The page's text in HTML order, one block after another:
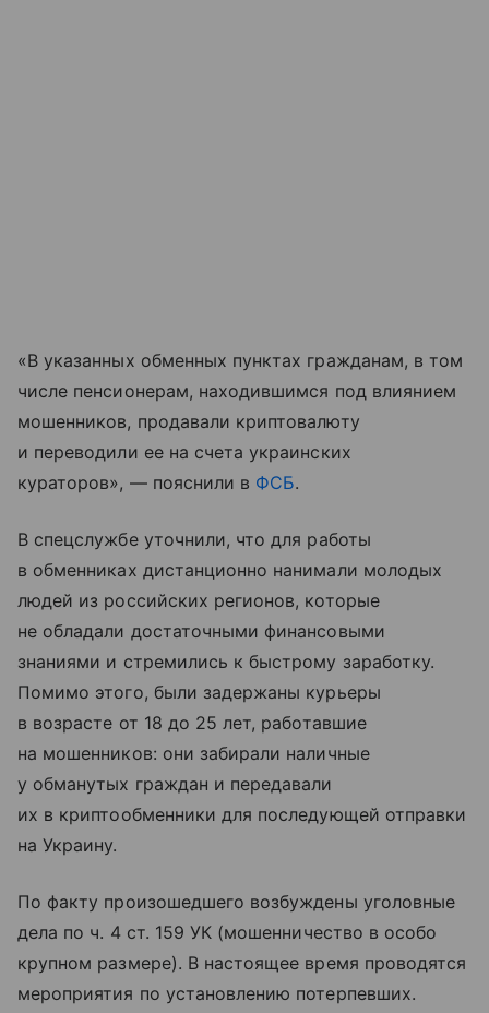
«В указанных обменных пунктах гражданам, в том
числе пенсионерам, находившимся под влиянием
мошенников, продавали криптовалюту
и переводили ее на счета украинских
кураторов», — пояснили в ФСБ.
В спецслужбе уточнили, что для работы
в обменниках дистанционно нанимали молодых
людей из российских регионов, которые
не обладали достаточными финансовыми
знаниями и стремились к быстрому заработку.
Помимо этого, были задержаны курьеры
в возрасте от 18 до 25 лет, работавшие
на мошенников: они забирали наличные
у обманутых граждан и передавали
их в криптообменники для последующей отправки
на Украину.
По факту произошедшего возбуждены уголовные
дела по ч. 4 ст. 159 УК (мошенничество в особо
крупном размере). В настоящее время проводятся
мероприятия по установлению потерпевших.